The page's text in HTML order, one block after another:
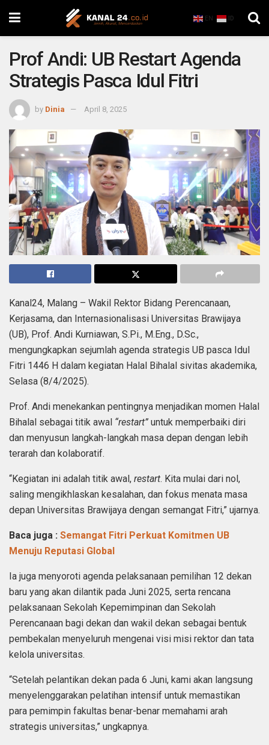
EN ID
Prof Andi: UB Restart Agenda
Strategis Pasca Idul Fitri
by Dinia April 8, 2025
Kanal24, Malang – Wakil Rektor Bidang Perencanaan,
Kerjasama, dan Internasionalisasi Universitas Brawijaya
(UB), Prof. Andi Kurniawan, S.Pi., M.Eng., D.Sc.,
mengungkapkan sejumlah agenda strategis UB pasca Idul
Fitri 1446 H dalam kegiatan Halal Bihalal sivitas akademika,
Selasa (8/4/2025).
Prof. Andi menekankan pentingnya menjadikan momen Halal
Bihalal sebagai titik awal “restart” untuk memperbaiki diri
dan menyusun langkah-langkah masa depan dengan lebih
terarah dan kolaboratif.
“Kegiatan ini adalah titik awal, restart. Kita mulai dari nol,
saling mengikhlaskan kesalahan, dan fokus menata masa
depan Universitas Brawijaya dengan semangat Fitri,” ujarnya.
Baca juga : Semangat Fitri Perkuat Komitmen UB
Menuju Reputasi Global
Ia juga menyoroti agenda pelaksanaan pemilihan 12 dekan
baru yang akan dilantik pada Juni 2025, serta rencana
pelaksanaan Sekolah Kepemimpinan dan Sekolah
Perencanaan bagi dekan dan wakil dekan sebagai bentuk
pembekalan menyeluruh mengenai visi misi rektor dan tata
kelola universitas.
“Setelah pelantikan dekan pada 6 Juni, kami akan langsung
menyelenggarakan pelatihan intensif untuk memastikan
para pemimpin fakultas benar-benar memahami arah
strategis universitas,” ungkapnya.